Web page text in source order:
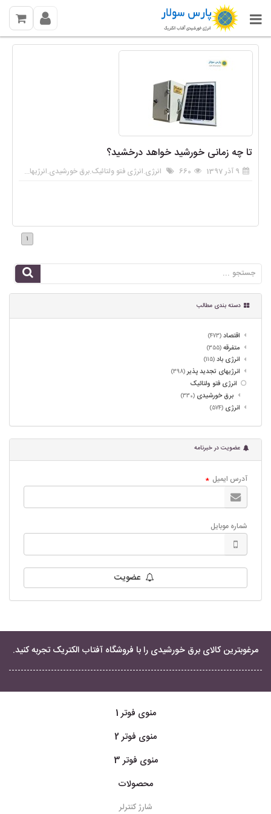
تا چه زمانی خورشید خواهد درخشید؟
9 آذر 1397 660 انرژی.انرژی فتو ولتائیک.برق خورشیدی.انرژیهای تجدید پذیر
1
دسته بندی مطالب
اقتصاد (473)
متفرقه (355)
انرژی باد (115)
انرژیهای تجدید پذیر (398)
انرژی فتو ولتائیک
برق خورشیدی (330)
انرژی (574)
عضویت در خبرنامه
آدرس ایمیل *
شماره موبایل
عضویت
مرغوبترین کالای برق خورشیدی را با فروشگاه آفتاب الکتریک تجربه کنید.
منوی فوتر 1
منوی فوتر 2
منوی فوتر 3
محصولات
شارژ کنترلر